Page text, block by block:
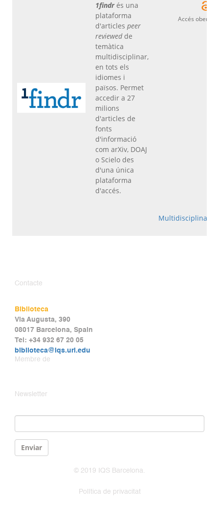
1findr és una
plataforma
d'articles peer
reviewedde
temàtica
multidisciplinar,
en tots els
idiomes i
països. Permet
accedir a 27
milions
d'articles de
fonts
d'informació
com arXiv, DOAJ
o Scielo des
d'una única
plataforma
d'accés.
Accés obert
Multidisciplinar
Contacte
Biblioteca
Via Augusta, 390
08017 Barcelona, Spain
Tel: +34 932 67 20 05
biblioteca@iqs.url.edu
Membre de
Newsletter
Email
Enviar
© 2019 IQS Barcelona.
Política de privacitat